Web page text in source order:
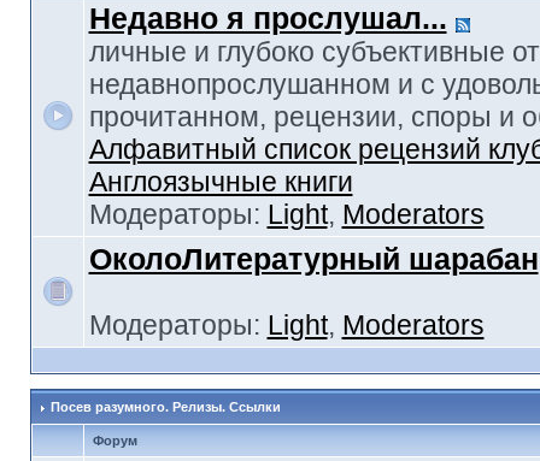
Недавно я прослушал...
личные и глубоко субъективные
недавнопрослушанном и с
прочитанном, рецензии, споры и
Алфавитный список рецензий
Англоязычные книги
Модераторы: Light, Moderators
ОколоЛитературный шарабан
Модераторы: Light, Moderators
Посев разумного. Релизы. Ссылки
Форум